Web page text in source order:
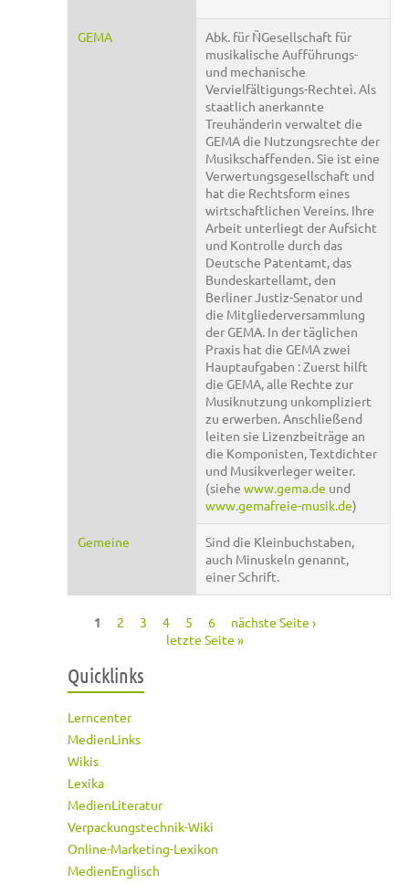
GEMA
Abk. für ÑGesellschaft für
musikalische Aufführungs-
und mechanische
Vervielfältigungs-Rechteì. Als
staatlich anerkannte
Treuhänderin verwaltet die
GEMA die Nutzungsrechte der
Musikschaffenden. Sie ist eine
Verwertungsgesellschaft und
hat die Rechtsform eines
wirtschaftlichen Vereins. Ihre
Arbeit unterliegt der Aufsicht
und Kontrolle durch das
Deutsche Patentamt, das
Bundeskartellamt, den
Berliner Justiz-Senator und
die Mitgliederversammlung
der GEMA. In der täglichen
Praxis hat die GEMA zwei
Hauptaufgaben : Zuerst hilft
die GEMA, alle Rechte zur
Musiknutzung unkompliziert
zu erwerben. Anschließend
leiten sie Lizenzbeiträge an
die Komponisten, Textdichter
und Musikverleger weiter.
(siehe www.gema.de und
www.gemafreie-musik.de)
Gemeine
Sind die Kleinbuchstaben,
auch Minuskeln genannt,
einer Schrift.
1 2 3 4 5 6
nächste Seite ›
letzte Seite »
Quicklinks
Lerncenter
MedienLinks
Wikis
Lexika
MedienLiteratur
Verpackungstechnik-Wiki
Online-Marketing-Lexikon
MedienEnglisch